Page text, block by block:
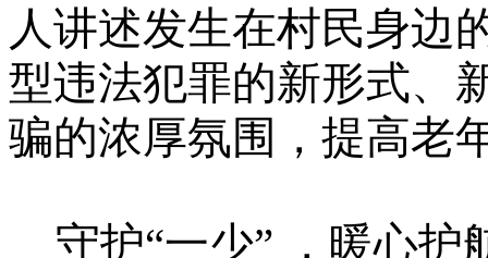
人讲述发生在村民身边
型违法犯罪的新形式、
骗的浓厚氛围，提高老
守护“一少” ，暖心护